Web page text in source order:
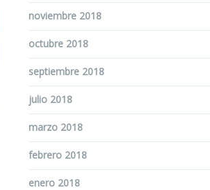
noviembre 2018
octubre 2018
septiembre 2018
julio 2018
marzo 2018
febrero 2018
enero 2018